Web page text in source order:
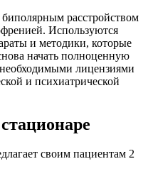
расстройством
Используются
и методики, которые
начать полноценную
лицензиями
и психиатрической
своим пациентам 2